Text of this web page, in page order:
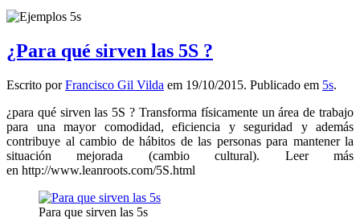
¿Para qué sirven las 5S ?
Escrito porFrancisco Gil Vilda em 19/10/2015. Publicado em 5s.
¿para qué sirven las 5S ? Transforma físicamente un área de trabajo
para una mayor comodidad, eficiencia y seguridad y además
contribuye al cambio de hábitos de las personas para mantener la
situación mejorada (cambio cultural). Leer más
en http://www.leanroots.com/5S.html
Para que sirven las 5s